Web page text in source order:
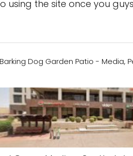
using the site once you guys
Barking Dog Garden Patio - Media,